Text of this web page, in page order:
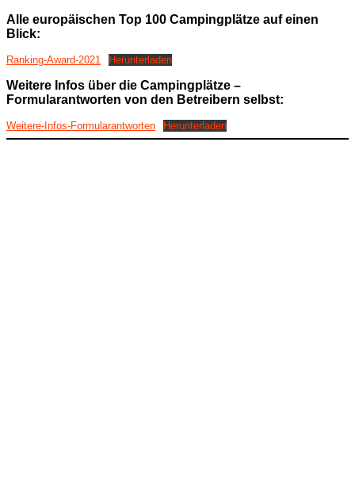
Alle europäischen Top 100 Campingplätze auf einen
Blick:
Ranking-Award-2021 Herunterladen
Weitere Infos über die Campingplätze –
Formularantworten von den Betreibern selbst:
Weitere-Infos-Formularantworten Herunterladen